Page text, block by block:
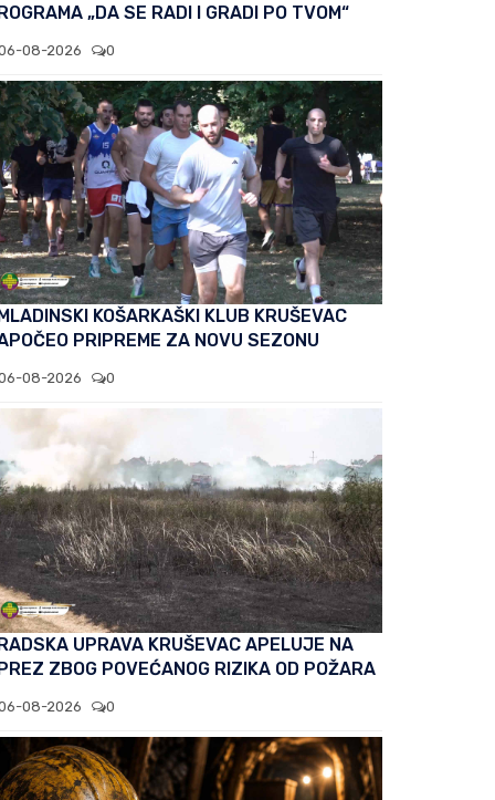
„DA SE RADI I GRADI PO TVOM“
08-2026 0
KOŠARKAŠKI KLUB KRUŠEVAC
PRIPREME ZA NOVU SEZONU
08-2026 0
UPRAVA KRUŠEVAC APELUJE NA
ZBOG POVEĆANOG RIZIKA OD POŽARA
08-2026 0